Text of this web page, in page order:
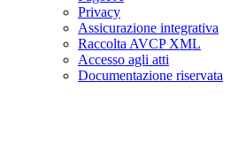
Privacy
Assicurazione integrativa
Raccolta AVCP XML
Accesso agli atti
Documentazione riservata